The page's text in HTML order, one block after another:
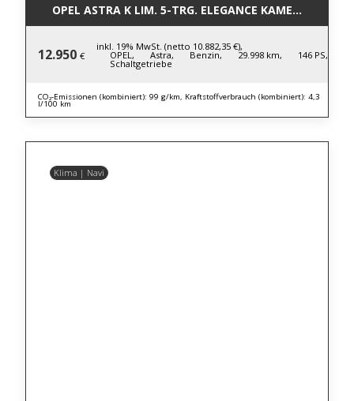
OPEL ASTRA K LIM. 5-TRG. ELEGANCE
12.950 €
inkl. 19% MwSt. (netto 10.882,35 €),
OPEL, Astra, Benzin, 29.998 km, 146 PS,
Schaltgetriebe
CO₂-Emissionen (kombiniert): 99 g/km, Kraftstoffverbrauch (kombiniert): 4,3
l/100 km
Klima | Navi